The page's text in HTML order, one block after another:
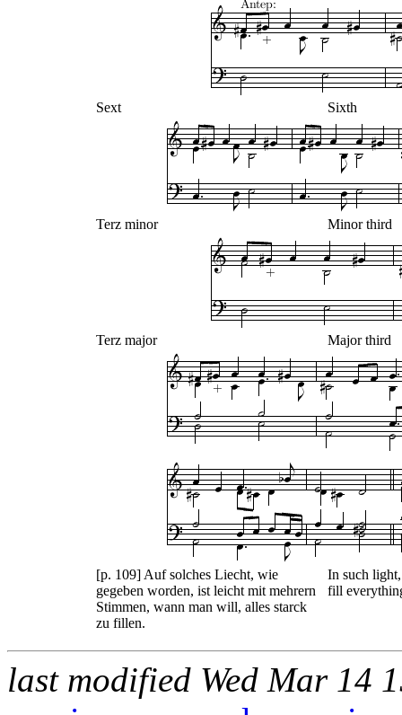
Sext Sixth
Terz minor Minor third
Terz major Major third
[p. 109] Auf solches Liecht, wie
gegeben worden, ist leicht mit mehrern
Stimmen, wann man will, alles starck
zu fillen.
In such
fill
last modified Wed Mar 14